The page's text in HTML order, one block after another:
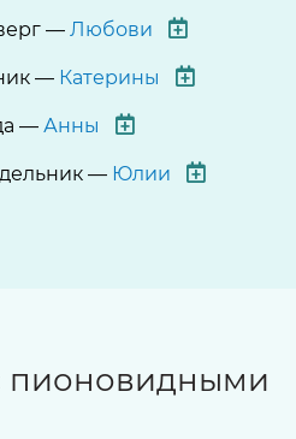
— Любови
— Катерины
— Анны
— Юлии
пионовидными